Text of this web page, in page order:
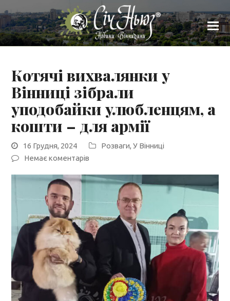
Котячі вихвалянки у
Вінниці зібрали
уподобайки улюбленцям, а
кошти – для армії
16 Грудня, 2024 Розваги,У Вінниці
Немає коментарів